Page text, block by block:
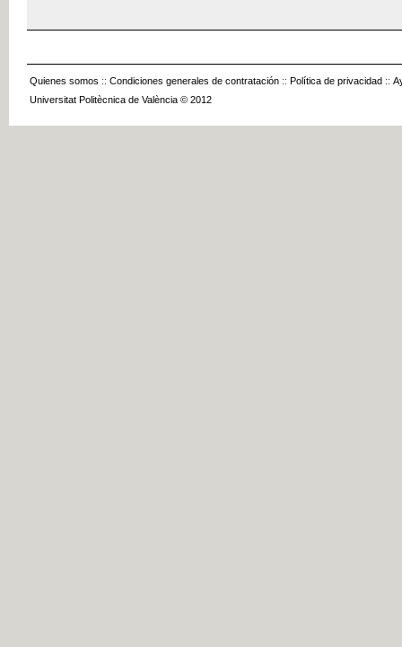
Quienes somos :: Condiciones generales de contratación :: Política de privacidad ::
Universitat Politècnica de València © 2012